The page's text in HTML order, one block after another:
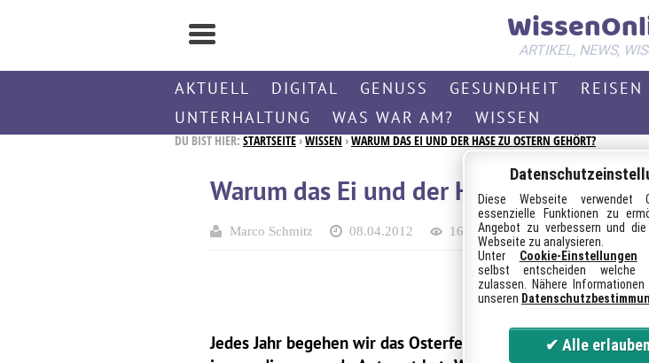
ARTIKEL, NEWS,
AKTUELL DIGITAL GENUSS GESUNDHEIT REISEN
UNTERHALTUNG
WAS WAR AM? WISSEN
DU BIST HIER:STARTSEITE›WISSEN›WARUM DAS EI UND DER HASE ZU OSTERN GEHÖRT?
Warum das Ei und der Hase zu Ostern
Marco Schmitz 08.04.2012 1606 426 (~3 Min)
Jedes Jahr begehen wir das Osterfest aufs neue, doch
Diese Webseite verwendet
essenzielle Funktionen zu
Angebot zu verbessern und
Webseite zu analysieren.
Unter Cookie-Einstellungen
selbst entscheiden welche
zulassen. Nähere
unseren